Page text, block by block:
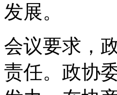
发展。
会议要求，
责任。政协